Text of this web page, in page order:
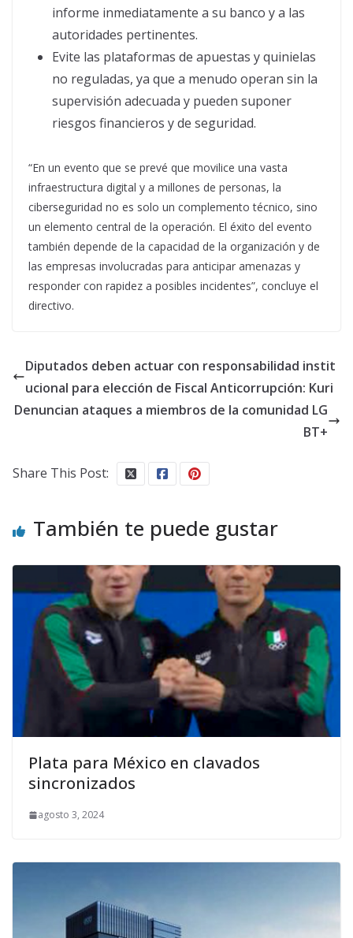
informe inmediatamente a su banco y a las
autoridades pertinentes.
Evite las plataformas de apuestas y quinielas
no reguladas, ya que a menudo operan sin la
supervisión adecuada y pueden suponer
riesgos financieros y de seguridad.
“En un evento que se prevé que movilice una vasta
infraestructura digital y a millones de personas, la
ciberseguridad no es solo un complemento técnico, sino
un elemento central de la operación. El éxito del evento
también depende de la capacidad de la organización y de
las empresas involucradas para anticipar amenazas y
responder con rapidez a posibles incidentes”, concluye el
directivo.
Diputados deben actuar con responsabilidad instit
ucional para elección de Fiscal Anticorrupción: Kuri
Denuncian ataques a miembros de la comunidad LG
BT+
Share This Post:
También te puede gustar
Plata para México en clavados
sincronizados
agosto 3, 2024